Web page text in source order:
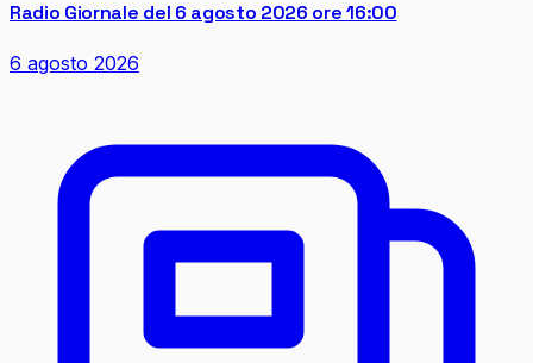
Radio Giornale del 6 agosto 2026 ore 16:00
6 agosto 2026